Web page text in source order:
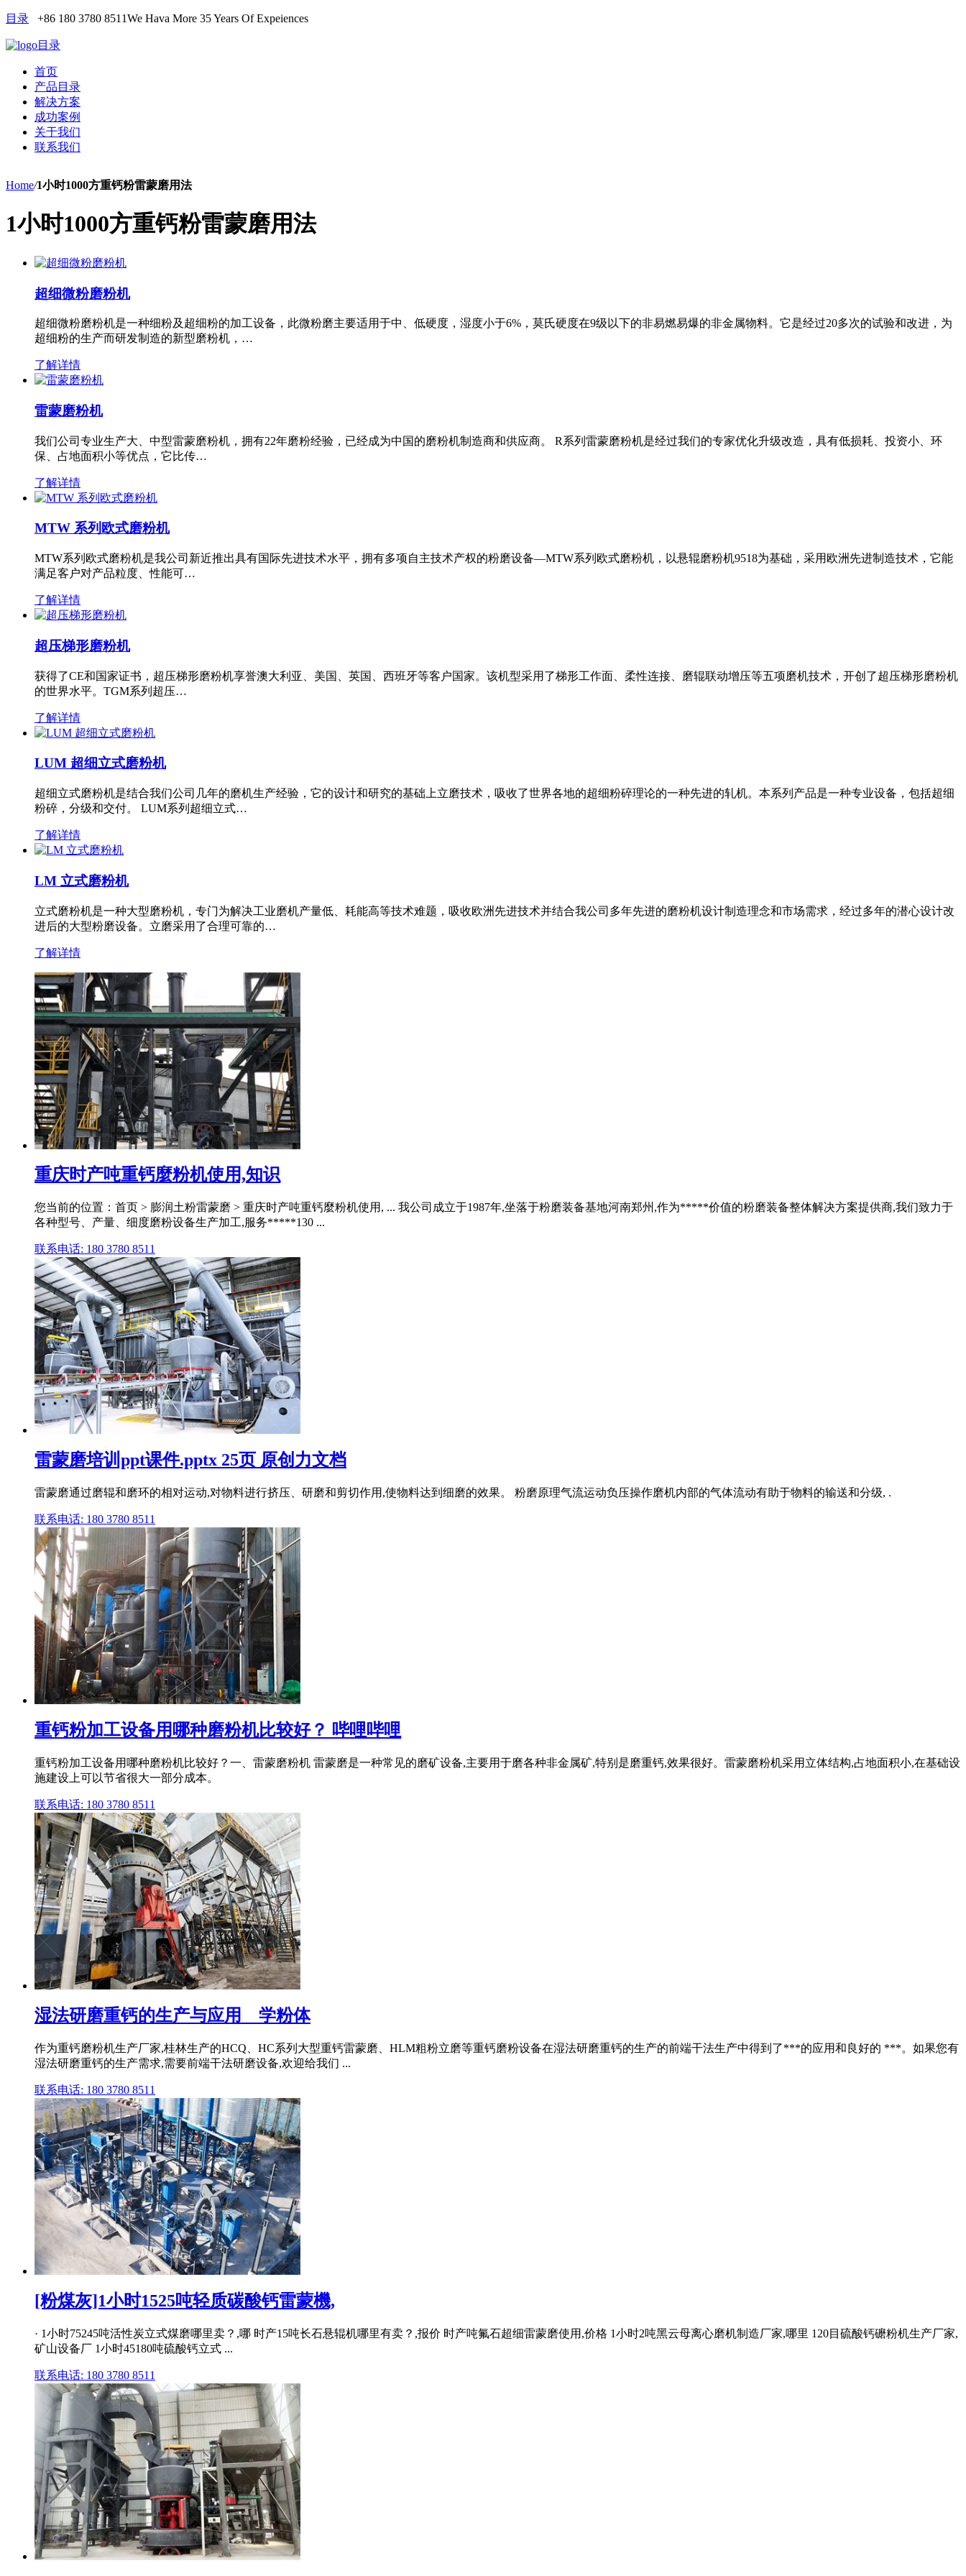
目录 +86 180 3780 8511We Hava More 35 Years Of Expeiences
目录
首页
产品目录
解决方案
成功案例
关于我们
联系我们
Home/1小时1000方重钙粉雷蒙磨用法
1小时1000方重钙粉雷蒙磨用法
超细微粉磨粉机
超细微粉磨粉机是一种细粉及超细粉的加工设备，此微粉磨主要适用于中、低硬度，湿度小于6%，莫氏硬度在9级以下的非易燃易爆的非金属物料。它是经过20多次的试验和改进，为
超细粉的生产而研发制造的新型磨粉机，…
了解详情
雷蒙磨粉机
我们公司专业生产大、中型雷蒙磨粉机，拥有22年磨粉经验，已经成为中国的磨粉机制造商和供应商。 R系列雷蒙磨粉机是经过我们的专家优化升级改造，具有低损耗、投资小、环
保、占地面积小等优点，它比传…
了解详情
MTW 系列欧式磨粉机
MTW系列欧式磨粉机是我公司新近推出具有国际先进技术水平，拥有多项自主技术产权的粉磨设备—MTW系列欧式磨粉机，以悬辊磨粉机9518为基础，采用欧洲先进制造技术，它能
满足客户对产品粒度、性能可…
了解详情
超压梯形磨粉机
获得了CE和国家证书，超压梯形磨粉机享誉澳大利亚、美国、英国、西班牙等客户国家。该机型采用了梯形工作面、柔性连接、磨辊联动增压等五项磨机技术，开创了超压梯形磨粉机
的世界水平。TGM系列超压…
了解详情
LUM 超细立式磨粉机
超细立式磨粉机是结合我们公司几年的磨机生产经验，它的设计和研究的基础上立磨技术，吸收了世界各地的超细粉碎理论的一种先进的轧机。本系列产品是一种专业设备，包括超细
粉碎，分级和交付。 LUM系列超细立式…
了解详情
LM 立式磨粉机
立式磨粉机是一种大型磨粉机，专门为解决工业磨机产量低、耗能高等技术难题，吸收欧洲先进技术并结合我公司多年先进的磨粉机设计制造理念和市场需求，经过多年的潜心设计改
进后的大型粉磨设备。立磨采用了合理可靠的…
了解详情
重庆时产吨重钙麼粉机使用,知识
您当前的位置：首页 > 膨润土粉雷蒙磨 > 重庆时产吨重钙麼粉机使用, ... 我公司成立于1987年,坐落于粉磨装备基地河南郑州,作为*****价值的粉磨装备整体解决方案提供商,我们致力于
各种型号、产量、细度磨粉设备生产加工,服务*****130 ...
联系电话: 180 3780 8511
雷蒙磨培训ppt课件.pptx 25页 原创力文档
雷蒙磨通过磨辊和磨环的相对运动,对物料进行挤压、研磨和剪切作用,使物料达到细磨的效果。 粉磨原理气流运动负压操作磨机内部的气体流动有助于物料的输送和分级, .
联系电话: 180 3780 8511
重钙粉加工设备用哪种磨粉机比较好？ 哔哩哔哩
重钙粉加工设备用哪种磨粉机比较好？一、雷蒙磨粉机 雷蒙磨是一种常见的磨矿设备,主要用于磨各种非金属矿,特别是磨重钙,效果很好。雷蒙磨粉机采用立体结构,占地面积小,在基础设
施建设上可以节省很大一部分成本。
联系电话: 180 3780 8511
湿法研磨重钙的生产与应用 _ 学粉体
作为重钙磨粉机生产厂家,桂林生产的HCQ、HC系列大型重钙雷蒙磨、HLM粗粉立磨等重钙磨粉设备在湿法研磨重钙的生产的前端干法生产中得到了***的应用和良好的 ***。如果您有
湿法研磨重钙的生产需求,需要前端干法研磨设备,欢迎给我们 ...
联系电话: 180 3780 8511
[粉煤灰]1小时1525吨轻质碳酸钙雷蒙機,
· 1小时75245吨活性炭立式煤磨哪里卖？,哪 时产15吨长石悬辊机哪里有卖？,报价 时产吨氟石超细雷蒙磨使用,价格 1小时2吨黑云母离心磨机制造厂家,哪里 120目硫酸钙礳粉机生产厂家,
矿山设备厂 1小时45180吨硫酸钙立式 ...
联系电话: 180 3780 8511